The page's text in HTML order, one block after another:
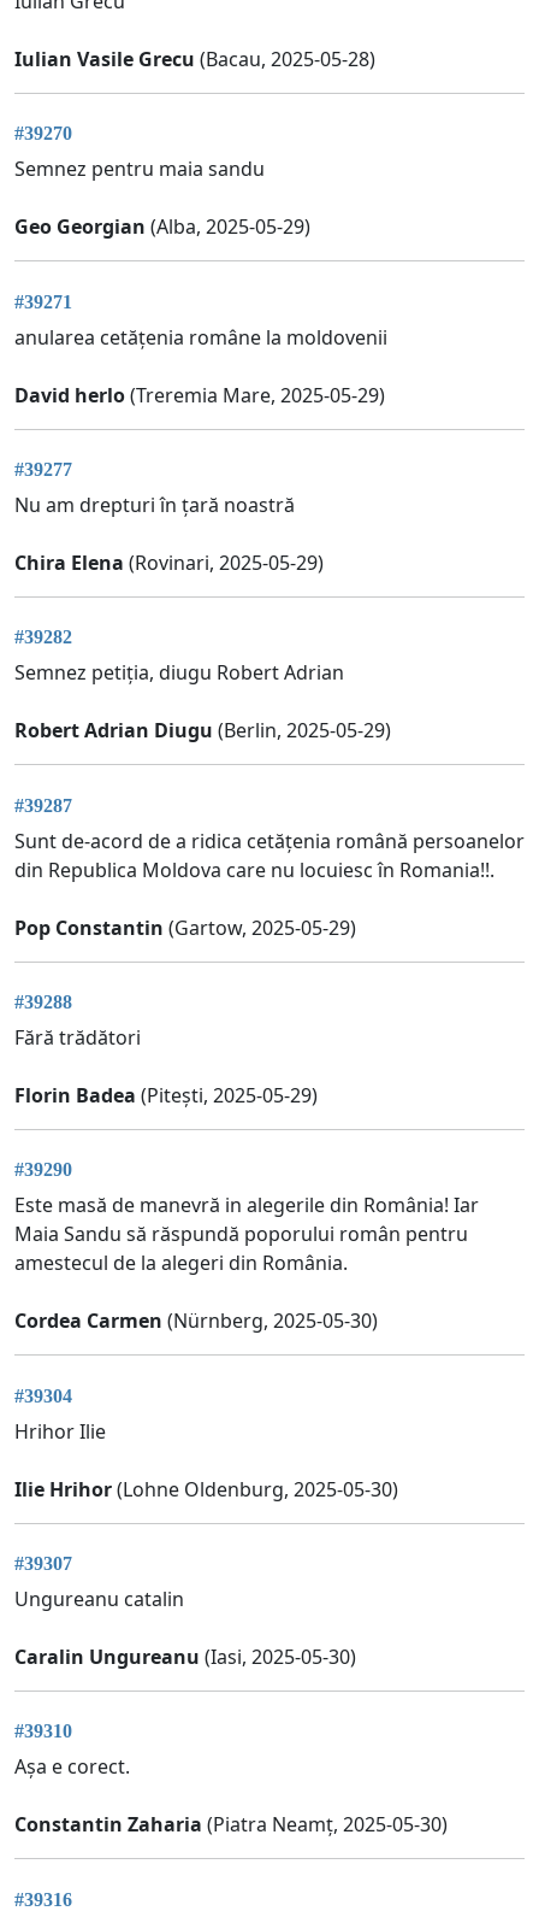
Iulian Vasile Grecu (Bacau, 2025-05-28)
#39270
Semnez pentru maia sandu
Geo Georgian (Alba, 2025-05-29)
#39271
anularea cetățenia române la moldovenii
David herlo(Treremia Mare, 2025-05-29)
#39277
Nu am drepturi în țară noastră
Chira Elena (Rovinari, 2025-05-29)
#39282
Semnez petiția, diugu Robert Adrian
Robert Adrian Diugu (Berlin, 2025-05-29)
#39287
Sunt de-acord de a ridica cetățenia română persoanelor
din Republica Moldova care nu locuiesc în Romania!!.
Pop Constantin (Gartow, 2025-05-29)
#39288
Fără trădători
Florin Badea (Pitești, 2025-05-29)
#39290
Este masă de manevră in alegerile din România! Iar
Maia Sandu să răspundă poporului român pentru
amestecul de la alegeri din România.
Cordea Carmen (Nürnberg, 2025-05-30)
#39304
Hrihor Ilie
Ilie Hrihor(Lohne Oldenburg, 2025-05-30)
#39307
Ungureanu catalin
Caralin Ungureanu (Iasi, 2025-05-30)
#39310
Așa e corect.
Constantin Zaharia (Piatra Neamț, 2025-05-30)
#39316